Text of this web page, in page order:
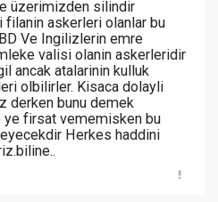
üzerimizden silindir
filanin askerleri olanlar bu
Ve Ingilizlerin emre
valisi olanin askerleridir
ancak atalarinin kulluk
olbilirler. Kisaca dolayli
derken bunu demek
ye firsat vememisken bu
Herkes haddini